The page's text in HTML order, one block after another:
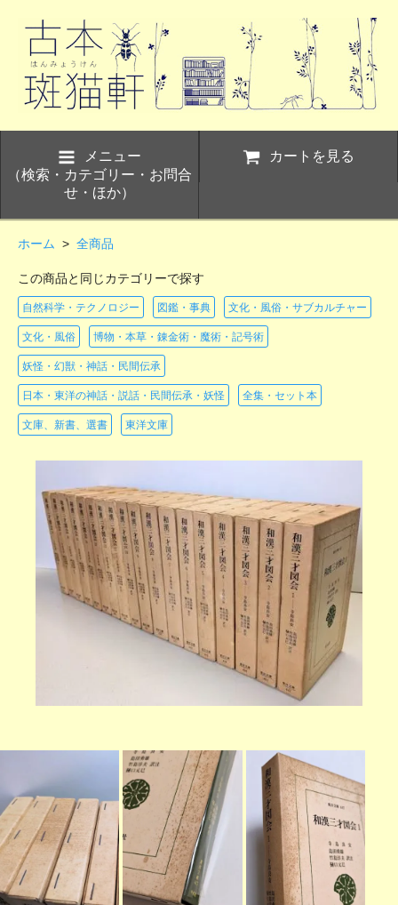
メニュー
（検索・カテゴリー・お問合
せ・ほか）
カートを見る
ホーム > 全商品
この商品と同じカテゴリーで探す
自然科学・テクノロジー 図鑑・事典 文化・風俗・サブカルチャー
文化・風俗 博物・本草・錬金術・魔術・記号術
妖怪・幻獣・神話・民間伝承
日本・東洋の神話・説話・民間伝承・妖怪 全集・セット本
文庫、新書、選書 東洋文庫